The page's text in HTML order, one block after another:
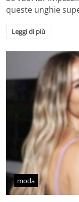
queste unghie
Leggi di più
moda